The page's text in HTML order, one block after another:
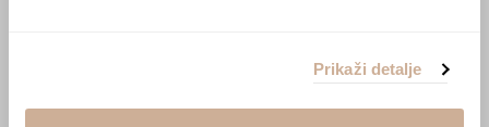
Prikaži detalje